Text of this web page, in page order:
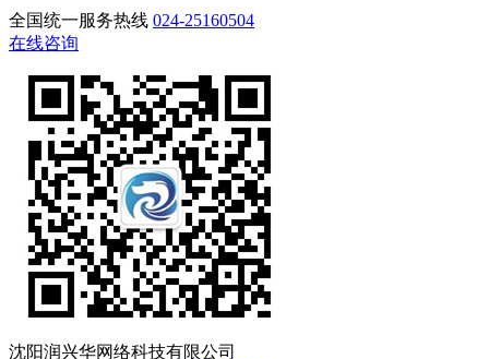
全国统一服务热线 024-25160504
在线咨询
沈阳润兴华网络科技有限公司